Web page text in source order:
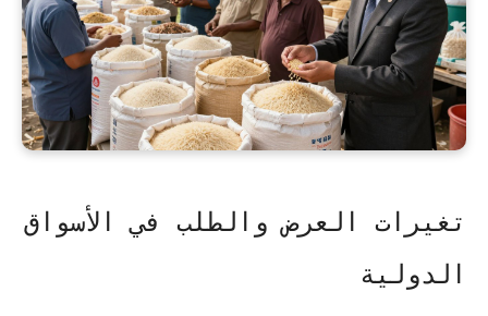
تغيرات العرض والطلب في الأسواق
الدولية